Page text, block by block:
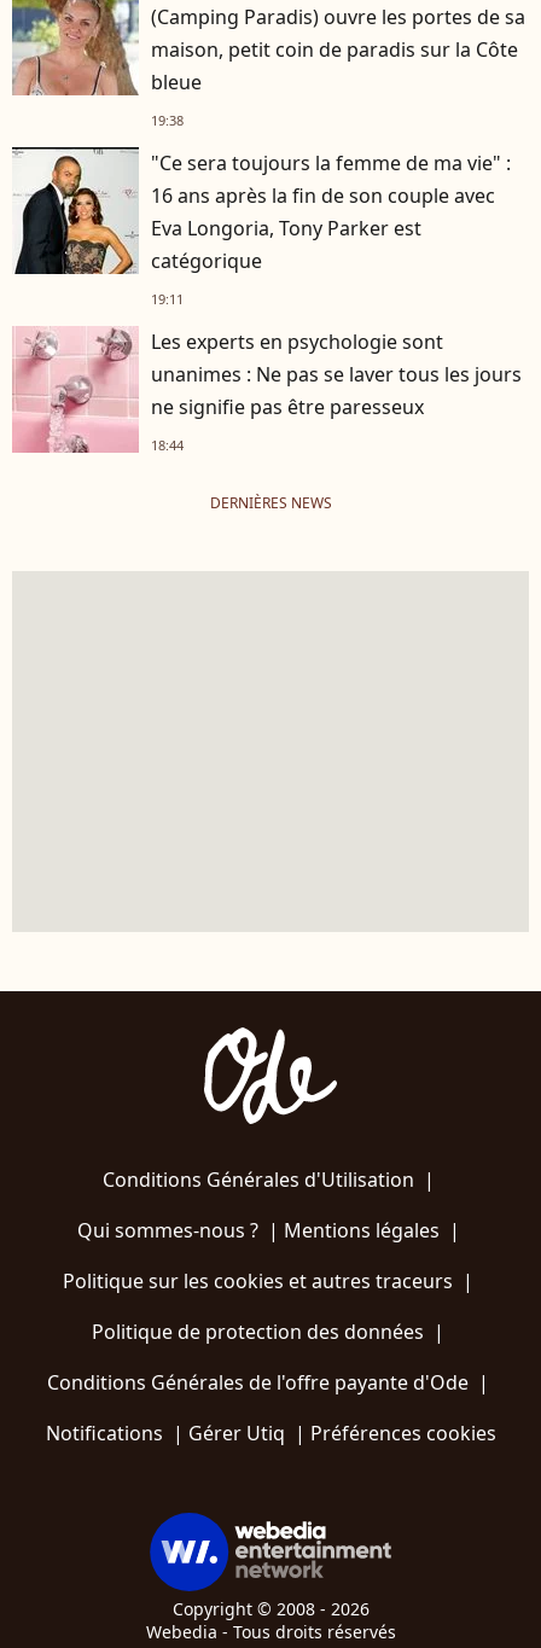
(Camping Paradis) ouvre les portes de sa
maison, petit coin de paradis sur la Côte
bleue
19:38
"Ce sera toujours la femme de ma vie" :
16 ans après la fin de son couple avec
Eva Longoria, Tony Parker est
catégorique
19:11
Les experts en psychologie sont
unanimes : Ne pas se laver tous les jours
ne signifie pas être paresseux
18:44
DERNIÈRES NEWS
Conditions Générales d'Utilisation |
Qui sommes-nous ?| Mentions légales |
Politique sur les cookies et autres traceurs |
Politique de protection des données |
Conditions Générales de l'offre payante d'Ode |
Notifications | Gérer Utiq | Préférences cookies
Copyright © 2008 - 2026
Webedia - Tous droits réservés